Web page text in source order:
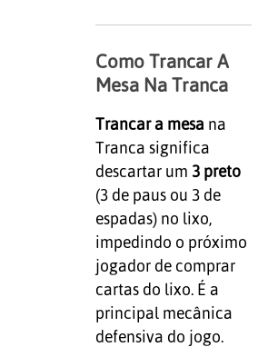
Como Trancar A
Mesa Na Tranca
Trancar a mesa na
Tranca significa
descartar um 3 preto
(3 de paus ou 3 de
espadas) no lixo,
impedindo o próximo
jogador de comprar
cartas do lixo. É a
principal mecânica
defensiva do jogo.